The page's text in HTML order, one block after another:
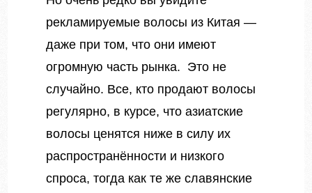
рекламируемые волосы из Китая —
даже при том, что они имеют
огромную часть рынка. Это не
случайно. Все, кто продают волосы
регулярно, в курсе, что азиатские
волосы ценятся ниже в силу их
распространённости и низкого
спроса, тогда как те же славянские